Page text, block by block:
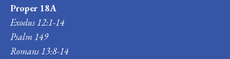
Proper 18A
Exodus 12:1-14
Psalm 149
Romans 13:8-14